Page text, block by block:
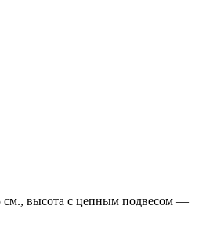
см., высота с цепным подвесом —